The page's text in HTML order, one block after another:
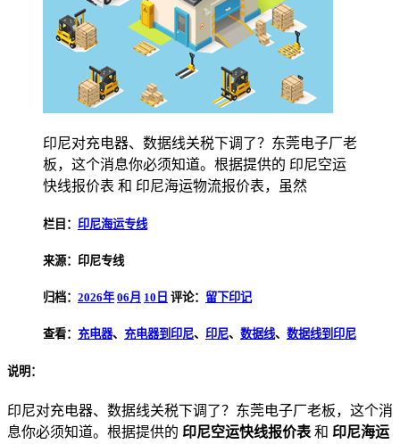
印尼对充电器、数据线关税下调了？东莞电子厂老
板，这个消息你必须知道。根据提供的 印尼空运
快线报价表 和 印尼海运物流报价表，虽然
栏目： 印尼海运专线
来源：印尼专线
归档： 2026年 06月 10日 评论： 留下印记
查看： 充电器、 充电器到印尼、 印尼、 数据线、 数据线到印尼
说明：
印尼对充电器、数据线关税下调了？东莞电子厂老板，这个消
息你必须知道。根据提供的 印尼空运快线报价表 和 印尼海运